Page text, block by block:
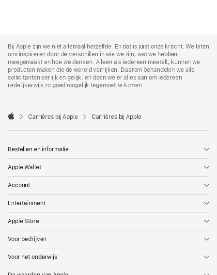
Footer
Bij Apple zijn we niet allemaal hetzelfde. En dat is juist onze kracht. We laten
ons inspireren door de verschillen in wie we zijn, wat we hebben
meegemaakt en hoe we denken. Alleen als iedereen meetelt, kunnen we
producten maken die de wereld verrijken. Daarom behandelen we alle
sollicitanten eerlijk en gelijk, en doen we er alles aan om iedereen
redelijkerwijs zo goed mogelijk tegemoet te komen.

Carrières bij Apple Carrières bij Apple
Bestellen en informatie
Apple Wallet
Account
Entertainment
Apple Store
Voor bedrijven
Voor het onderwijs